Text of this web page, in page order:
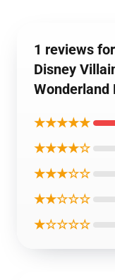
1 reviews
Disney
Wonderland
★★★★★
★★★★☆
★★★☆☆
★★☆☆☆
★☆☆☆☆